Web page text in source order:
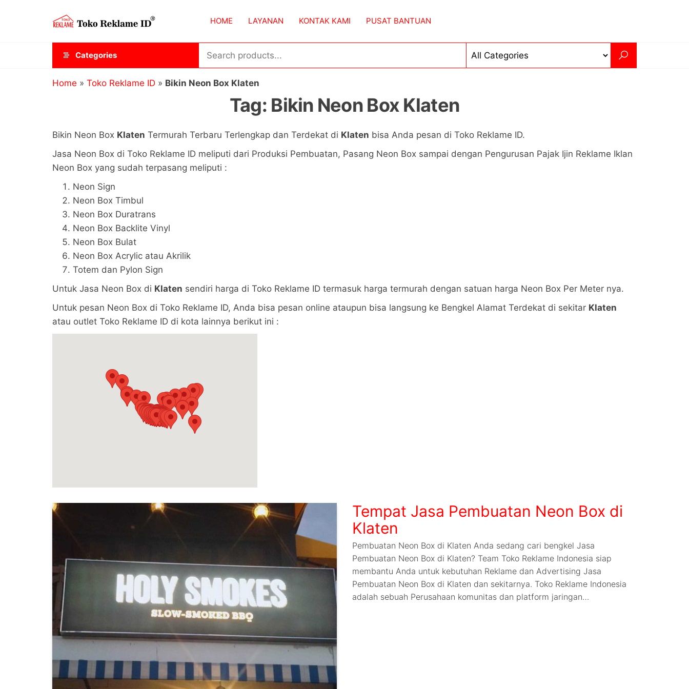
ID
HOME LAYANAN KONTAK KAMI PUSAT BANTUAN
Categories
Home » Toko Reklame ID » Bikin Neon Box Klaten
Tag: Bikin Neon Box Klaten
Bikin Neon Box Klaten Termurah Terbaru Terlengkap dan Terdekat di Klaten bisa Anda pesan di Toko Reklame ID.
Jasa Neon Box di Toko Reklame ID meliputi dari Produksi Pembuatan, Pasang Neon Box sampai dengan Pengurusan Pajak Ijin Reklame Iklan
Neon Box yang sudah terpasang meliputi :
Neon Sign
Neon Box Timbul
Neon Box Duratrans
Neon Box Backlite Vinyl
Neon Box Bulat
Neon Box Acrylic atau Akrilik
Totem dan Pylon Sign
Untuk Jasa Neon Box di Klaten sendiri harga di Toko Reklame ID termasuk harga termurah dengan satuan harga Neon Box Per Meter nya.
Untuk pesan Neon Box di Toko Reklame ID, Anda bisa pesan online ataupun bisa langsung ke Bengkel Alamat Terdekat di sekitar Klaten
atau outlet Toko Reklame ID di kota lainnya berikut ini :
Tempat Jasa Pembuatan Neon Box di
Klaten
Pembuatan Neon Box di Klaten Anda sedang cari bengkel Jasa
Pembuatan Neon Box di Klaten? Team Toko Reklame Indonesia siap
membantu Anda untuk kebutuhan Reklame dan Advertising Jasa
Pembuatan Neon Box di Klaten dan sekitarnya. Toko Reklame Indonesia
adalah sebuah Perusahaan komunitas dan platform jaringan…